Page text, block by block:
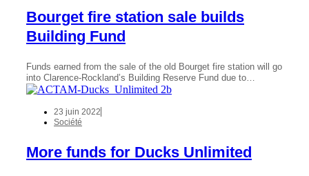
Bourget fire station sale builds
Building Fund
Funds earned from the sale of the old Bourget fire station will go
into Clarence-Rockland’s Building Reserve Fund due to…
23 juin 2022
Société
More funds for Ducks Unlimited